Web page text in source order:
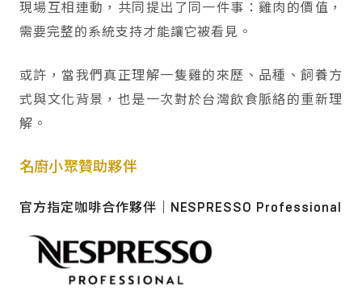
現場互相連動，共同提出了同一件事：雞肉的價值，
需要完整的系統支持才能讓它被看見。
或許，當我們真正理解一隻雞的來歷、品種、飼養方
式與文化背景，也是一次對於台灣飲食脈絡的重新理
解。
名廚小聚贊助夥伴
官方指定咖啡合作夥伴｜NESPRESSO Professional